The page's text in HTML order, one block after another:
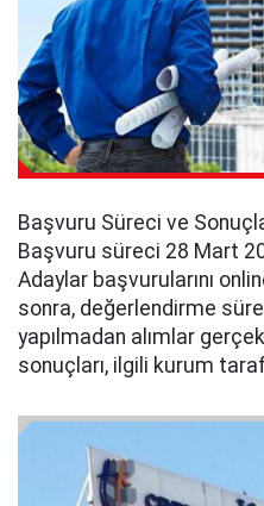
Başvuru Süreci ve
Başvuru süreci 28 Mart
Adaylar başvurularını
sonra, değerlendirme
yapılmadan alımlar
sonuçları, ilgili kurum